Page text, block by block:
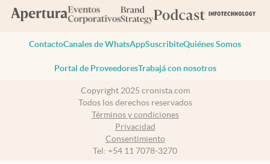
ContactoCanales de WhatsAppSuscribiteQuiénes Somos
Portal de ProveedoresTrabajá con nosotros
Copyright 2025 cronista.com
Todos los derechos reservados
Términos y condiciones
Privacidad
Consentimiento
Tel: +54 11 7078-3270